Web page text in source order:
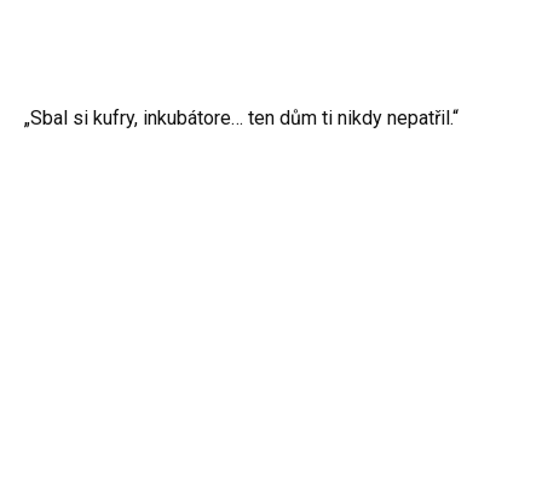
„Sbal si kufry, inkubátore… ten dům ti nikdy nepatřil.“